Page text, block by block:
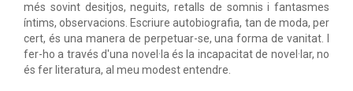
més sovint desitjos, neguits, retalls de somnis i fantasmes
íntims, observacions. Escriure autobiografia, tan de moda, per
cert, és una manera de perpetuar-se, una forma de vanitat. I
fer-ho a través d'una novel·la és la incapacitat de novel·lar, no
és fer literatura, al meu modest entendre.